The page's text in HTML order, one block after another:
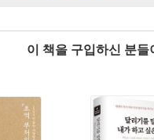
이 책을 구입하신 분